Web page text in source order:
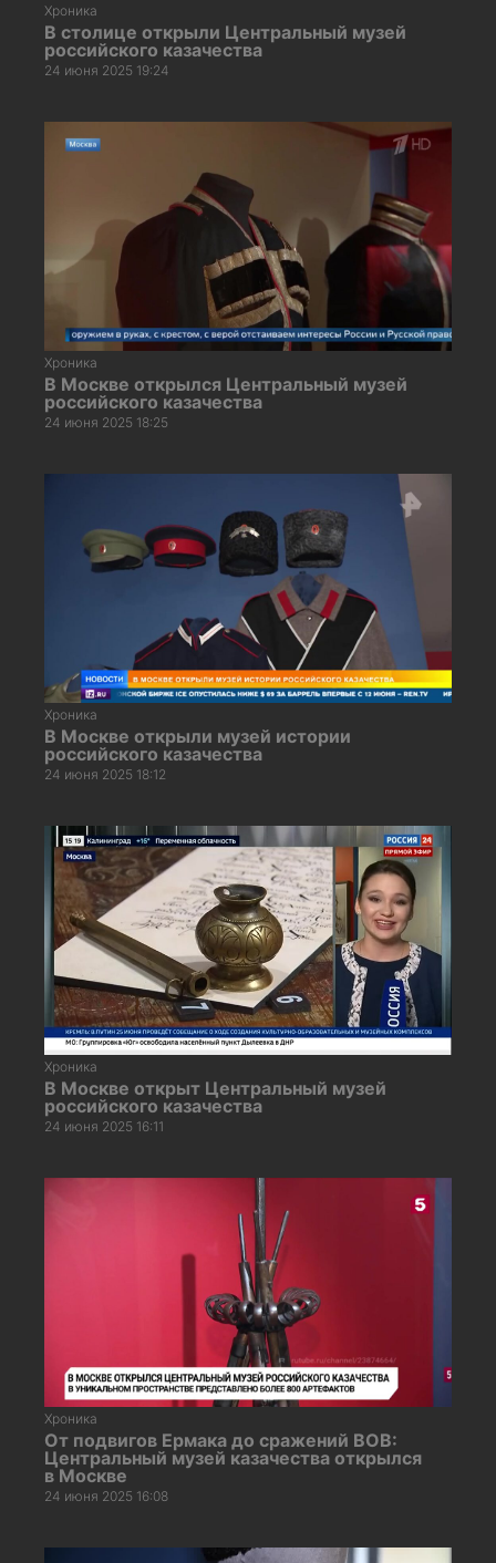
Хроника
В столице открыли Центральный музей
российского казачества
24 июня 2025 19:24
Хроника
В Москве открылся Центральный музей
российского казачества
24 июня 2025 18:25
Хроника
В Москве открыли музей истории
российского казачества
24 июня 2025 18:12
Хроника
В Москве открыт Центральный музей
российского казачества
24 июня 2025 16:11
Хроника
От подвигов Ермака до сражений ВОВ:
Центральный музей казачества открылся
в Москве
24 июня 2025 16:08